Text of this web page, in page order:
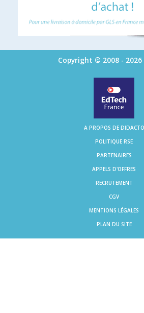
Copyright © 2008 - 2026
A PROPOS DE DIDACTO
POLITIQUE RSE
PARTENAIRES
APPELS D'OFFRES
RECRUTEMENT
CGV
MENTIONS LÉGALES
PLAN DU SITE